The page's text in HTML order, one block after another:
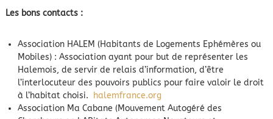
Les bons contacts :
Association HALEM (Habitants de Logements Ephémères ou
Mobiles) : Association ayant pour but de représenter les
Halemois, de servir de relais d’information, d’être
l’interlocuteur des pouvoirs publics pour faire valoir le droit
à l’habitat choisi.
halemfrance.org
Association Ma Cabane (Mouvement Autogéré des